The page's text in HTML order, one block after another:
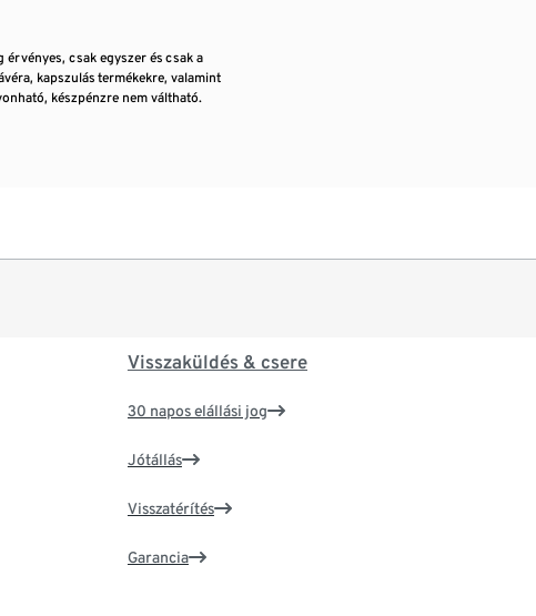
érvényes, csak egyszer és csak a
kapszulás termékekre, valamint
készpénzre nem váltható.
Visszaküldés & csere
30 napos elállási jog
Jótállás
Visszatérítés
Garancia